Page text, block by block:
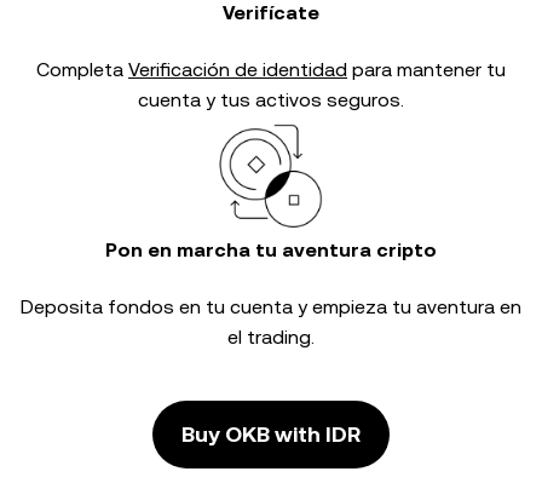
Verifícate
Completa Verificación de identidad para mantener tu
cuenta y tus activos seguros.
Pon en marcha tu aventura cripto
Deposita fondos en tu cuenta y empieza tu aventura en
el trading.
Buy OKB with IDR